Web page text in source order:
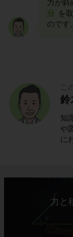
力が斜
分 を
のです。
こ
鈴
知
や
に
力と